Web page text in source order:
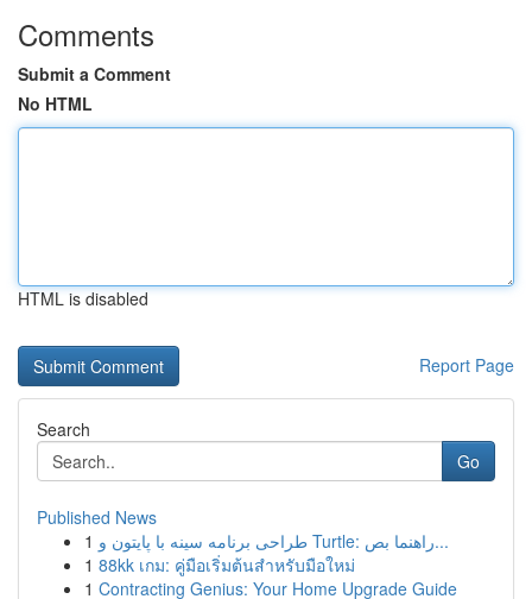
Comments
Submit a Comment
No HTML
HTML is disabled
Report Page
Search
Go
Published News
1
طراحی برنامه سینه با پایتون و Turtle: راهنما بص...
1 88kk เกม: คู่มือเริ่มต้นสำหรับมือใหม่
1 Contracting Genius: Your Home Upgrade Guide